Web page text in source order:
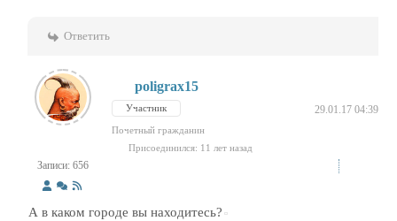
Ответить
Записи: 656
poligrax15
Участник 29.01.17 04:39
Почетный гражданин
Присоединился: 11 лет назад
А в каком городе вы находитесь?